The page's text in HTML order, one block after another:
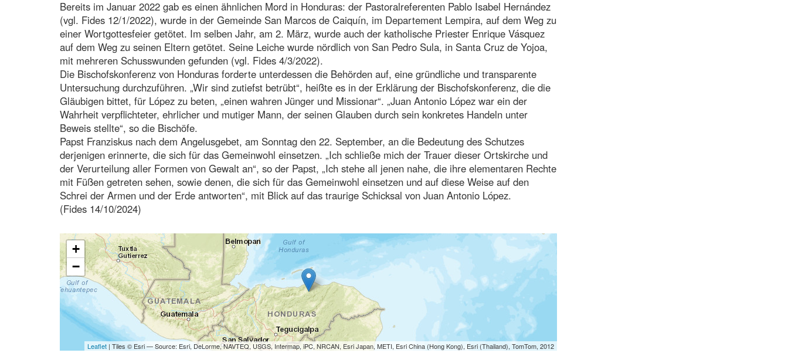
Bereits im Januar 2022 gab es einen ähnlichen Mord in Honduras: der Pastoralreferenten Pablo Isabel Hernández
(vgl. Fides 12/1/2022), wurde in der Gemeinde San Marcos de Caiquín, im Departement Lempira, auf dem Weg zu
einer Wortgottesfeier getötet. Im selben Jahr, am 2. März, wurde auch der katholische Priester Enrique Vásquez
auf dem Weg zu seinen Eltern getötet. Seine Leiche wurde nördlich von San Pedro Sula, in Santa Cruz de Yojoa,
mit mehreren Schusswunden gefunden (vgl. Fides 4/3/2022).
Die Bischofskonferenz von Honduras forderte unterdessen die Behörden auf, eine gründliche und transparente
Untersuchung durchzuführen. „Wir sind zutiefst betrübt“, heißte es in der Erklärung der Bischofskonferenz, die die
Gläubigen bittet, für López zu beten, „einen wahren Jünger und Missionar“. „Juan Antonio López war ein der
Wahrheit verpflichteter, ehrlicher und mutiger Mann, der seinen Glauben durch sein konkretes Handeln unter
Beweis stellte“, so die Bischöfe.
Papst Franziskus nach dem Angelusgebet, am Sonntag den 22. September, an die Bedeutung des Schutzes
derjenigen erinnerte, die sich für das Gemeinwohl einsetzen. „Ich schließe mich der Trauer dieser Ortskirche und
der Verurteilung aller Formen von Gewalt an“, so der Papst, „Ich stehe all jenen nahe, die ihre elementaren Rechte
mit Füßen getreten sehen, sowie denen, die sich für das Gemeinwohl einsetzen und auf diese Weise auf den
Schrei der Armen und der Erde antworten“, mit Blick auf das traurige Schicksal von Juan Antonio López.
(Fides 14/10/2024)
+
−
Leaflet| Tiles © Esri — Source: Esri, DeLorme, NAVTEQ, USGS, Intermap, iPC, NRCAN, Esri Japan, METI, Esri China (Hong Kong), Esri (Thailand), TomTom, 2012